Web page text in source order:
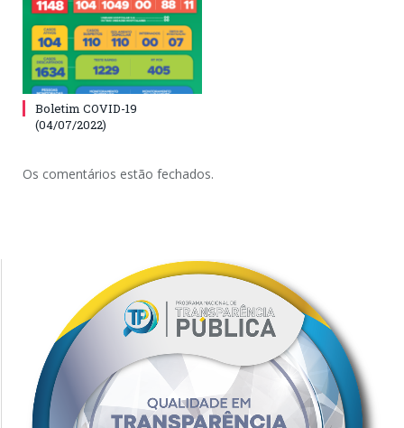
Boletim COVID-19
(04/07/2022)
Os comentários estão fechados.